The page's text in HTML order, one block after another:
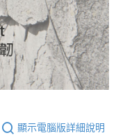
顯示電腦版詳細說明